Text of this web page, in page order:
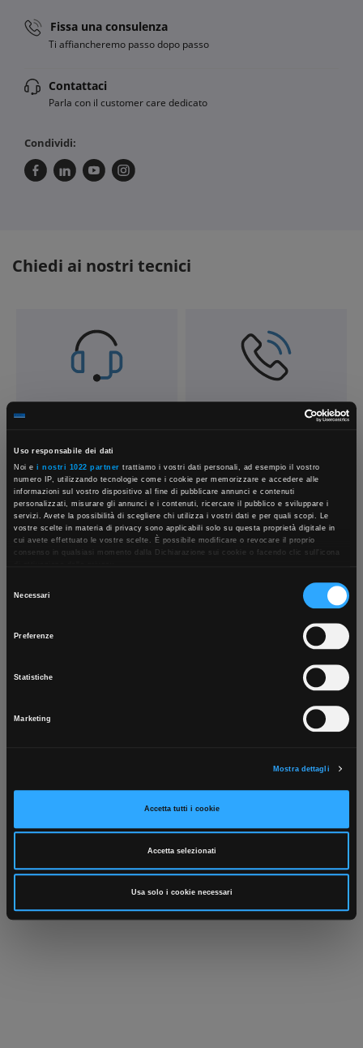
Uso responsabile dei dati
Noi ei nostri 1022 partner trattiamo i vostri dati personali, ad esempio il vostro
numero IP, utilizzando tecnologie come i cookie per memorizzare e accedere alle
informazioni sul vostro dispositivo al fine di pubblicare annunci e contenuti
personalizzati, misurare gli annunci e i contenuti, ricercare il pubblico e sviluppare i
servizi. Avete la possibilità di scegliere chi utilizza i vostri dati e per quali scopi. Le
vostre scelte in materia di privacy sono applicabili solo su questa proprietà digitale in
cui avete effettuato le vostre scelte. È possibile modificare o revocare il proprio
consenso in qualsiasi momento dalla Dichiarazione sui cookie o facendo clic sull'icona
raccogliere informazioni sulla tua posizione geografica, con un'approssimazione di
Identificare il tuo dispositivo, scansionandolo attivamente alla ricerca di
caratteristiche specifiche (impronte digitali).
. Puoi modificare o ritirare il tuo consenso in qualsiasi momento
dalla Dichiarazione sui cookie.
social media e per analizzare il nostro traffico. Condividiamo inoltre informazioni sul
modo in cui utilizza il nostro sito con i nostri partner che si occupano di analisi dei dati
Necessari
Preferenze
Statistiche
Marketing
Mostra dettagli
Accetta tutti i cookie
Accetta selezionati
Usa solo i cookie necessari
×
Scarica e installa la nostra app per accedere
Fissa una consulenza
Ti affiancheremo passo dopo passo
Contattaci
Parla con il customer care dedicato
Condividi:
Chiedi ai nostri tecnici
Contattaci Fissa una consulenza
Ti affiancheremo passo dopo passo
Punti vendita